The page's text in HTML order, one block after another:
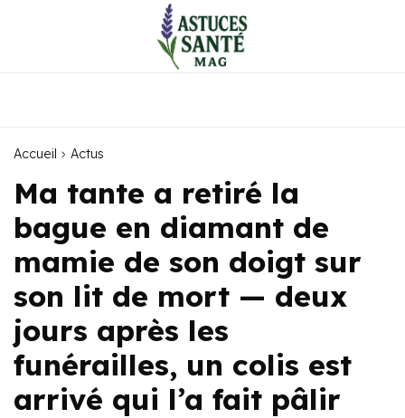
Accueil Actus
Ma tante a retiré la
bague en diamant de
mamie de son doigt sur
son lit de mort — deux
jours après les
funérailles, un colis est
arrivé qui l’a fait pâlir